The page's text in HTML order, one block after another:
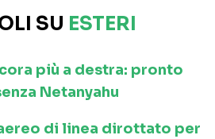
SU ESTERI
più a destra: pronto
Netanyahu
di linea dirottato per